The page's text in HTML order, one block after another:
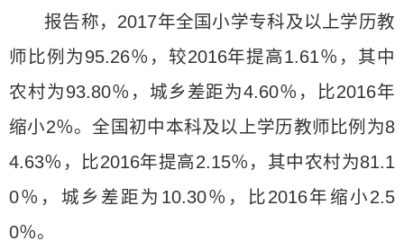
报告称，2017年全国小学专科及以上学历教
师比例为95.26％，较2016年提高1.61％，其中
农村为93.80％，城乡差距为4.60％，比2016年
缩小2％。全国初中本科及以上学历教师比例为8
4.63％，比2016年提高2.15％，其中农村为81.1
0％，城乡差距为10.30％，比2016年缩小2.5
0％。